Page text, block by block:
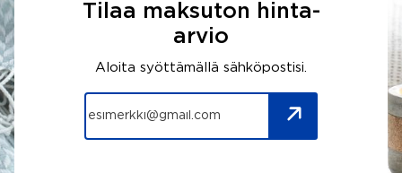
Tilaa maksuton hinta-
arvio
Aloita syöttämällä sähköpostisi.